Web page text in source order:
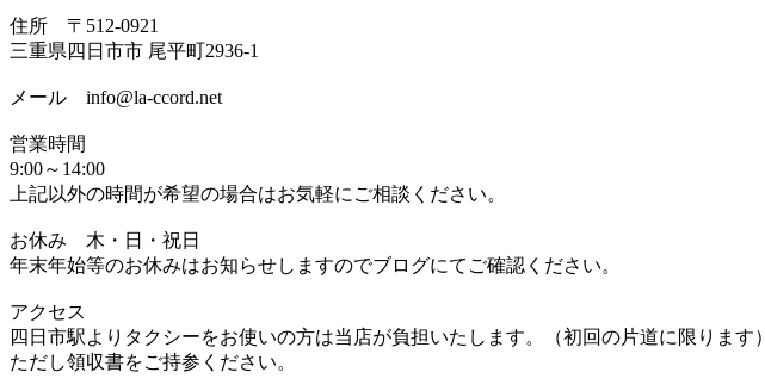
住所 〒512-0921
三重県四日市市 尾平町2936-1
メール info@la-ccord.net
営業時間
9:00～14:00
上記以外の時間が希望の場合はお気軽にご相談ください。
お休み 木・日・祝日
年末年始等のお休みはお知らせしますのでブログにてご確認ください。
アクセス
四日市駅よりタクシーをお使いの方は当店が負担いたします。（初回の片道に限ります）
ただし領収書をご持参ください。